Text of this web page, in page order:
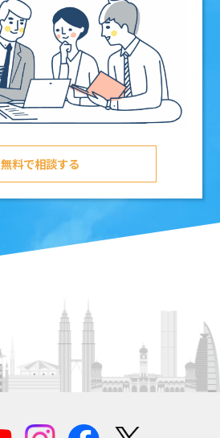
無料で相談する